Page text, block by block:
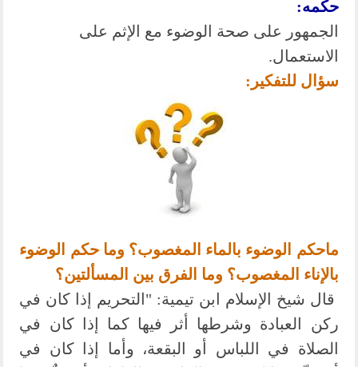
حكمه:
الجمهور على صحة الوضوء مع الإثم على
الاستعمال.
سؤال للتفكير:
ماحكم الوضوء بالماء المغصوب؟ وما حكم الوضوء
بالإناء المغصوب؟ وما الفرق بين المسألتين؟
قال شيخ الإسلام ابن تيمية: "التحريم إذا كان في
ركن العبادة وشرطها أثر فيها كما إذا كان في
الصلاة في اللباس أو البقعة، وأما إذا كان في